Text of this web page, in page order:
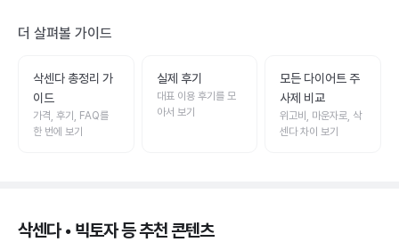
더 살펴볼 가이드
삭센다 총정리 가
이드
가격, 후기, FAQ를
한 번에 보기
실제 후기
대표 이용 후기를 모
아서 보기
모든 다이어트 주
사제 비교
위고비, 마운자로, 삭
센다 차이 보기
삭센다 • 빅토자 등 추천 콘텐츠